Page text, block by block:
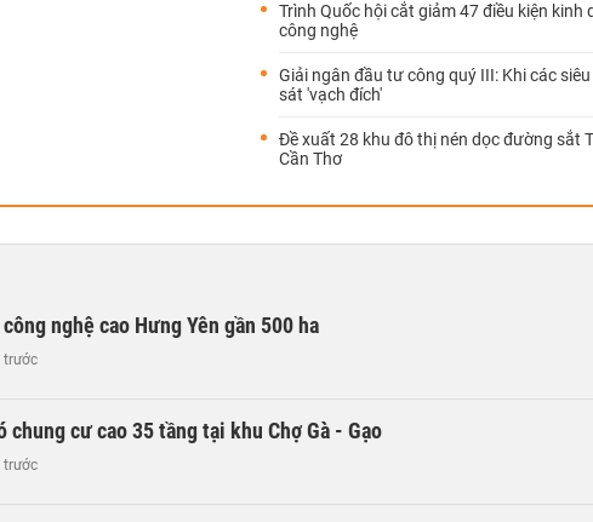
Trình Quốc hội cắt giảm 47 điều kiện kinh
công nghệ
Giải ngân đầu tư công quý III: Khi các
sát 'vạch đích'
Đề xuất 28 khu đô thị nén dọc đường sắt
Cần Thơ
nghệ cao Hưng Yên gần 500 ha
trước
chung cư cao 35 tầng tại khu Chợ Gà - Gạo
trước